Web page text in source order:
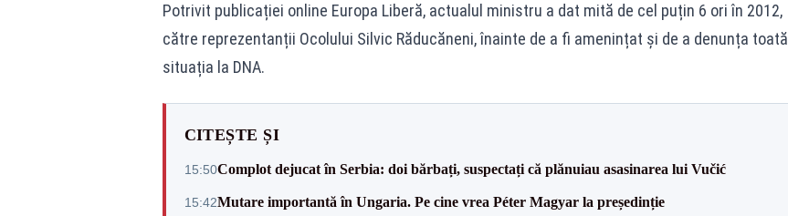
Potrivit publicației online Europa Liberă, actualul ministru a dat mită de cel puțin 6 ori în 2012,
către reprezentanții Ocolului Silvic Răducăneni, înainte de a fi amenințat și de a denunța toată
situația la DNA.
CITEȘTE ȘI
15:50Complot dejucat în Serbia: doi bărbați, suspectați că plănuiau asasinarea lui Vučić
15:42Mutare importantă în Ungaria. Pe cine vrea Péter Magyar la președinție